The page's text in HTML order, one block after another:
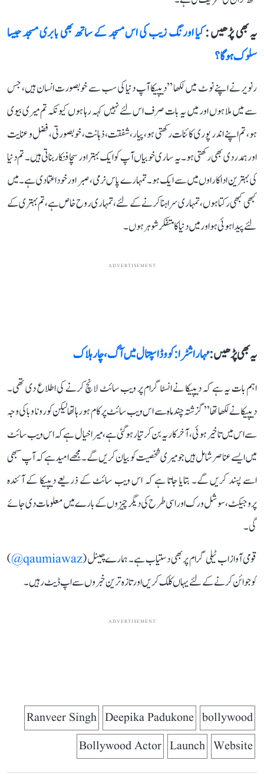
یہ بھی پڑھیں :کیا اورنگ زیب کی اس مسجد کے ساتھ بھی بابری مسجد جیسا
سلوک ہوگا؟
رنویر نے اپنے نوٹ میں لکھا ’’دیپیکا آپ دنیا کی سب سے خوبصورت انسان ہیں، جس
سے میں ملا ہوں اور میں یہ بات صرف اس لئے نہیں کہہ رہا ہوں کیونکہ تم میری بیوی
ہو، تم اپنے اندر پوری کائنات رکھتی ہو، پیار، شفقت، ذہانت، خوبصورتی، فضل و عنایت
اور ہمدردی بھی رکھتی ہو۔ یہ ساری خوبیاں آپ کو ایک بہتر اور سچا فنکار بناتی ہیں۔ تم دنیا
کی بہترین اداکاراوں میں سے ایک ہو۔ تمہارے پاس نرمی، صبر اور خود اعتمادی ہے۔ میں
کبھی کبھی رکتا ہوں، تمہاری سراہنا کرنے کے لئے، تمہاری روح خاص ہے، تم بہتری کے
لئے پیدا ہوئی ہو اور میں دنیا کا متفکر شوہر ہوں۔
ADVERTISEMENT
یہ بھی پڑھیں :مہاراشٹرا: کووڈ اسپتال میں آگ، چار ہلاک
اہم بات یہ ہے کہ دیپیکا نے انسٹاگرام پر ویب سائٹ لانچ کرنے کی اطلاع دی تھی۔
دیپیکا نے لکھا تھا ’’گزشتہ چند ماہ سے اس ویب سائٹ پر کام ہو رہا تھا لیکن کورونا وبا کی وجہ
سے اس میں تاخیر ہوئی، آخر کار یہ بن کر تیار ہوگئی ہے، میرا خیال ہے کہ اس ویب سائٹ
میں ایسے عناصر شامل ہیں جو میری شخصیت کو بیان کریں گے۔ مجھے امید ہے کہ آپ سبھی
اسے پسند کریں گے۔ بتایا جاتا ہے کہ اس ویب سائٹ کے ذریعے دیپیکا کے آئندہ
پروجیکٹ، سوشل ورک اور اسی طرح کی دیگر چیزوں کے بارے میں معلومات دی جائے
گی۔
قومی آواز اب ٹیلی گرام پر بھی دستیاب ہے۔ ہمارے چینل (qaumiawaz@
)
کو جوائن کرنے کے لئے یہاں کلک کریں اور تازہ ترین خبروں سے اپ ڈیٹ رہیں۔
ADVERTISEMENT
bollywood
Deepika Padukone
Ranveer Singh
Website
Launch
Bollywood Actor